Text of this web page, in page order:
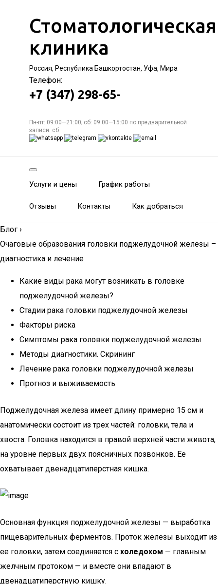
Стоматологическая
клиника
Россия, Республика Башкортостан, Уфа, Мира
Телефон:
+7 (347) 298-65-
Пн-пт: 09:00—21:00; сб: 09:00—15:00 по предварительной
записи: сб
Услуги и цены График работы
Отзывы Контакты Как добраться
Блог ›
Очаговые образования головки поджелудочной железы –
диагностика и лечение
Какие виды рака могут возникать в головке
поджелудочной железы?
Стадии рака головки поджелудочной железы
Факторы риска
Симптомы рака головки поджелудочной железы
Методы диагностики. Скрининг
Лечение рака головки поджелудочной железы
Прогноз и выживаемость
Поджелудочная железа имеет длину примерно 15 см и
анатомически состоит из трех частей: головки, тела и
хвоста. Головка находится в правой верхней части живота,
на уровне первых двух поясничных позвонков. Ее
охватывает двенадцатиперстная кишка.
Основная функция поджелудочной железы — выработка
пищеварительных ферментов. Проток железы выходит из
ее головки, затем соединяется с холедохом — главным
желчным протоком — и вместе они впадают в
двенадцатиперстную кишку.